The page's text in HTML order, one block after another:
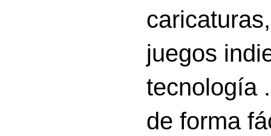
juegos
tecnología
de forma